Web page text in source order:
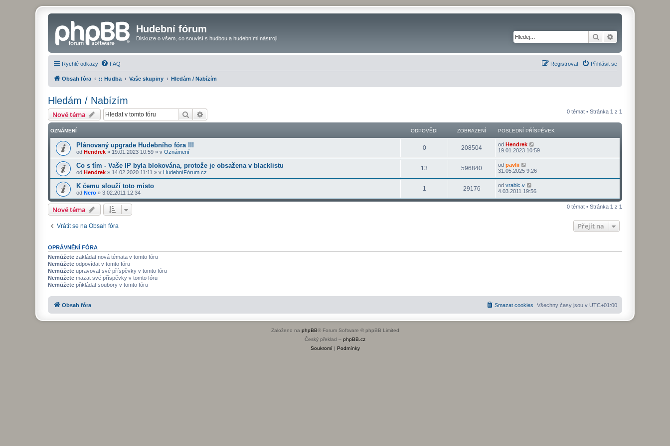
Hudební fórum
Diskuze o všem, co souvisí s hudbou a hudebními nástroji. Hledat
Rychlé odkazy FAQ Přihlásit se
Registrovat
Obsah fóra :: Hudba Vaše skupiny Hledám / Nabízím
Hledám / Nabízím
Nové téma Hledat 0 témat • Stránka 1 z 1
OZNÁMENÍ ODPOVĚDI ZOBRAZENÍ POSLEDNÍ PŘÍSPĚVEK
Plánovaný upgrade Hudebního fóra !!!
od Hendrek » 19.01.2023 10:59 » v Oznámení
0 208504 od Hendrek
19.01.2023 10:59
Co s tím - Vaše IP byla blokována, protože je obsažena v blacklistu
od Hendrek » 14.02.2020 11:11 » v HudebníFórum.cz
13 596840 od pavlii
31.05.2025 9:26
K čemu slouží toto místo
od Nero » 3.02.2011 12:34
1 29176 od vrablc.v
4.03.2011 19:56
Nové téma 0 témat • Stránka 1 z 1
Vrátit se na Obsah fóra Přejít na
OPRÁVNĚNÍ FÓRA
Nemůžete zakládat nová témata v tomto fóru
Nemůžete odpovídat v tomto fóru
Nemůžete upravovat své příspěvky v tomto fóru
Nemůžete mazat své příspěvky v tomto fóru
Nemůžete přikládat soubory v tomto fóru
Obsah fóra Všechny časy jsou v UTC+01:00
Smazat cookies
Založeno na phpBB® Forum Software © phpBB Limited
Český překlad – phpBB.cz
Soukromí| Podmínky